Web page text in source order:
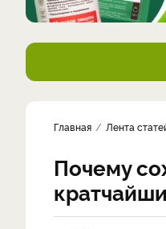
Главная Лента
Почему